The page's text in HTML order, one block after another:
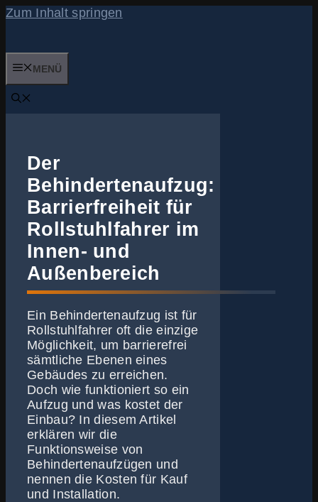
Zum Inhalt springen
MENÜ
Der
Behindertenaufzug:
Barrierfreiheit für
Rollstuhlfahrer im
Innen- und
Außenbereich
Ein Behindertenaufzug ist für
Rollstuhlfahrer oft die einzige
Möglichkeit, um barrierefrei
sämtliche Ebenen eines
Gebäudes zu erreichen.
Doch wie funktioniert so ein
Aufzug und was kostet der
Einbau? In diesem Artikel
erklären wir die
Funktionsweise von
Behindertenaufzügen und
nennen die Kosten für Kauf
und Installation.